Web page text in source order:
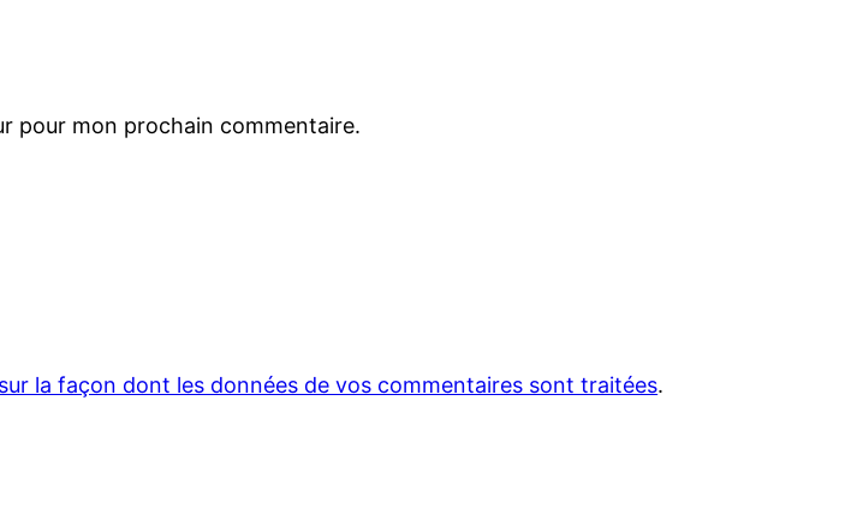
pour mon prochain commentaire.
la façon dont les données de vos commentaires sont traitées.